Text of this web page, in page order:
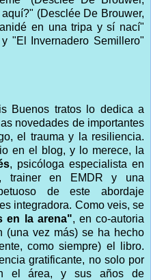
(Desclée De Brouwer,
en una tripa y sí nací"
"El Invernadero Semillero"
Buenos tratos lo dedica a
novedades de importantes
el trauma y la resiliencia.
en el blog, y lo merece, la
, psicóloga especialista en
trainer en EMDR y una
de este abordaje
integradora. Como veis, se
en la arena", en co-autoria
(una vez más) se ha hecho
como siempre) el libro.
gratificante, no solo por
el área, y sus años de